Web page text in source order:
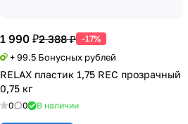
1 990 ₽2 388 ₽ -17%
+ 99.5 Бонусных рублей
RELAX пластик 1,75 REC прозрачный
0,75 кг
0 0 В наличии